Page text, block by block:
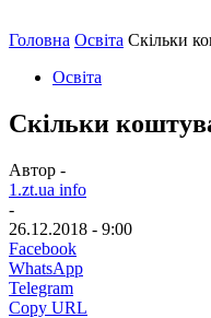
Головна Освіта Скільки
Освіта
Скільки
Автор -
1.zt.ua info
-
26.12.2018 - 9:00
Facebook
WhatsApp
Telegram
Copy URL